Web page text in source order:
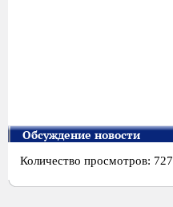
Обсуждение новости
Количество просмотров: 727